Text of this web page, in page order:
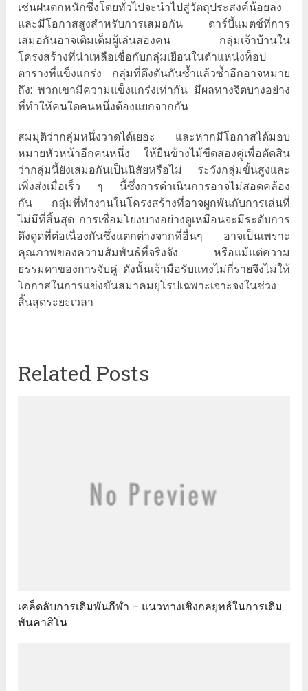
เช่นฝนตกหนักซึ่งโดยทั่วไปจะนำไปสู่วัตถุประสงค์น้อยลง
และมีโอกาสสูงสำหรับการเสมอกัน ดาร์บี้แมตช์ที่การ
เสมอกันอาจเติมเต็มผู้เล่นสองคน กลุ่มเจ้าบ้านใน
โครงสร้างที่น่าเหลือเชื่อกับกลุ่มเยือนในตำแหน่งท็อป
ตารางที่แข็งแกร่ง กลุ่มที่ดึงตันกันซ้ำแล้วซ้ำอีกอาจหมาย
ถึง: พวกเขามีความแข็งแกร่งเท่ากัน มีผลทางจิตบางอย่าง
ที่ทำให้คนใดคนหนึ่งต้องแยกจากกัน
สมมุติว่ากลุ่มหนึ่งวาดได้เยอะ และหากมีโอกาสได้มอบ
หมายหัวหน้าอีกคนหนึ่ง ให้ยืนข้างไม้ขีดสองคู่เพื่อตัดสิน
ว่ากลุ่มนี้ยังเสมอกันเป็นนิสัยหรือไม่ ระวังกลุ่มขั้นสูงและ
เพิ่งส่งเมื่อเร็ว ๆ นี้ซึ่งการดำเนินการอาจไม่สอดคล้อง
กัน กลุ่มที่ทำงานในโครงสร้างที่อาจผูกพันกับการเล่นที่
ไม่มีที่สิ้นสุด การเชื่อมโยงบางอย่างดูเหมือนจะมีระดับการ
ดึงดูดที่ต่อเนื่องกันซึ่งแตกต่างจากที่อื่นๆ อาจเป็นเพราะ
คุณภาพของความสัมพันธ์ที่จริงจัง หรือแม้แต่ความ
ธรรมดาของการจับคู่ ดังนั้นเจ้ามือรับแทงไม่กี่รายจึงไม่ให้
โอกาสในการแข่งขันสมาคมยุโรปเฉพาะเจาะจงในช่วง
สิ้นสุดระยะเวลา
Related Posts
เคล็ดลับการเดิมพันกีฬา – แนวทางเชิงกลยุทธ์ในการเดิม
พันคาสิโน